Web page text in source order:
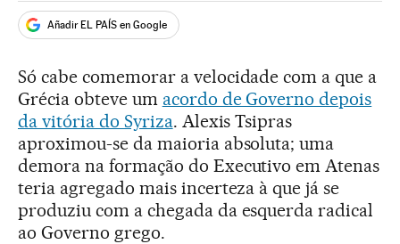
Añadir EL PAÍS en Google
Só cabe comemorar a velocidade com a que a
Grécia obteve um acordo de Governo depois
da vitória do Syriza. Alexis Tsipras
aproximou-se da maioria absoluta; uma
demora na formação do Executivo em Atenas
teria agregado mais incerteza à que já se
produziu com a chegada da esquerda radical
ao Governo grego.